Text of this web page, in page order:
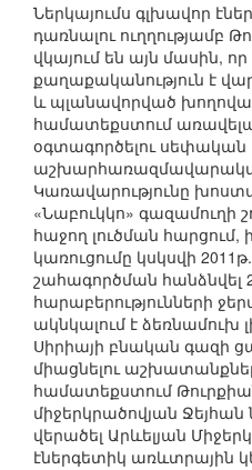
Ներկայումս գլխավոր
դառնալու ուղղությամբ
վկայում են այն մասին,
քաղաքականություն է
և պլանավորված
համատեքստում
օգտագործելու սեփական
Կառավարությունը
«Նաբուկկո» գազամուղի
հաջող լուծման հարցում,
կառուցումը կսկսվի
շահագործման հանձնվել
հարաբերությունների
ակնկալում է ձեռնամուխ
Սիրիայի բնական գազի
միացնելու
համատեքստում
միջերկրածովյան
վերածել Արևելյան
էներգետիկ առևտրային